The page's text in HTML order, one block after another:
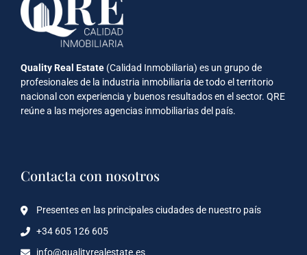
Quality Real Estate (Calidad Inmobiliaria) es un grupo de
profesionales de la industria inmobiliaria de todo el territorio
nacional con experiencia y buenos resultados en el sector. QRE
reúne a las mejores agencias inmobiliarias del país.
Contacta con nosotros
Presentes en las principales ciudades de nuestro país
+34 605 126 605
info@qualityrealestate.es